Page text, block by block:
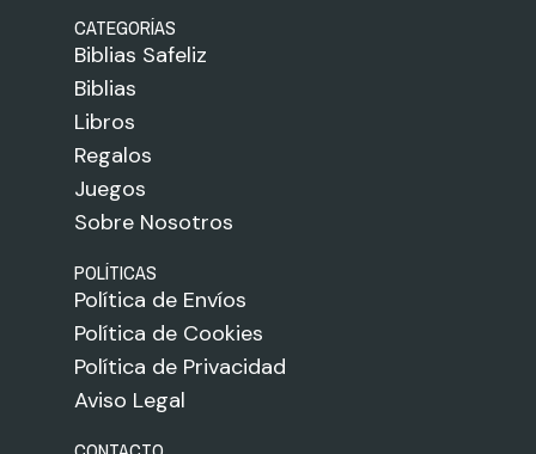
CATEGORÍAS
Biblias Safeliz
Biblias
Libros
Regalos
Juegos
Sobre Nosotros
POLÍTICAS
Política de Envíos
Política de Cookies
Política de Privacidad
Aviso Legal